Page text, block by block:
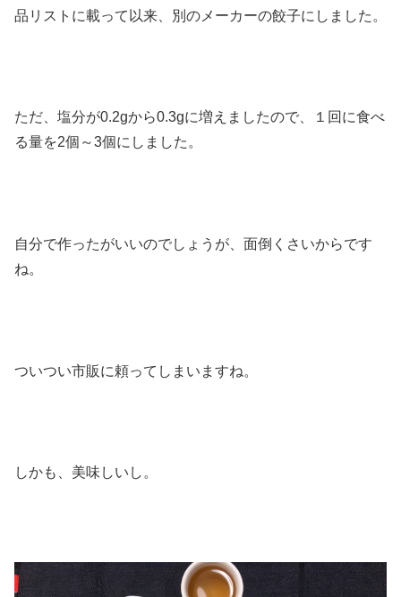
品リストに載って以来、別のメーカーの餃子にしました。
ただ、塩分が0.2gから0.3gに増えましたので、１回に食べ
る量を2個～3個にしました。
自分で作ったがいいのでしょうが、面倒くさいからです
ね。
ついつい市販に頼ってしまいますね。
しかも、美味しいし。